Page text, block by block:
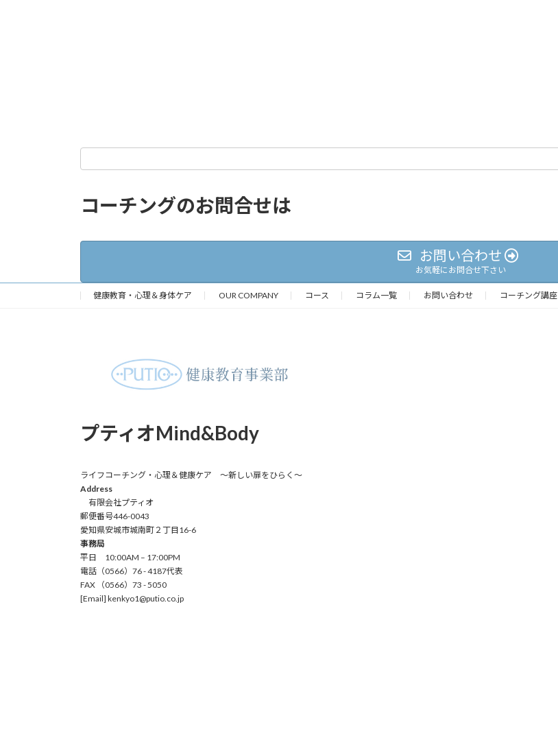
コーチングのお問合せは
お問い合わせ
お気軽にお問合せ下さい
健康教育・心理＆身体ケア OUR COMPANY コース コラム一覧 お問い合わせ コーチング講座
プティオMind&Body
ライフコーチング・心理＆健康ケア ～新しい扉をひらく～
Address
有限会社プティオ
郵便番号446-0043
愛知県安城市城南町２丁目16-6
事務局
平日 10:00AM – 17:00PM
電話（0566）76 - 4187代表
FAX （0566）73 - 5050
[Email] kenkyo1@putio.co.jp